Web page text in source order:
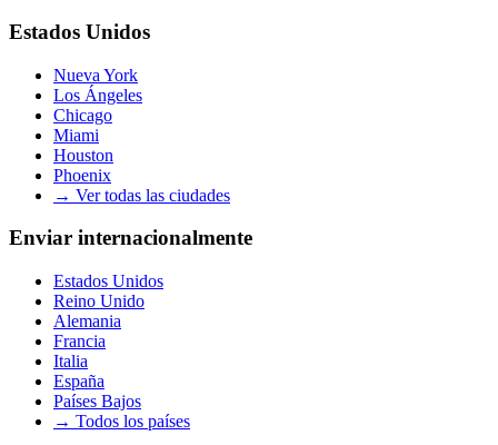
Estados Unidos
Nueva York
Los Ángeles
Chicago
Miami
Houston
Phoenix
→ Ver todas las ciudades
Enviar internacionalmente
Estados Unidos
Reino Unido
Alemania
Francia
Italia
España
Países Bajos
→ Todos los países